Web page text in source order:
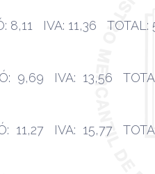
8,11 IVA: 11,36 TOTAL:
9,69 IVA: 13,56
11,27 IVA: 15,77